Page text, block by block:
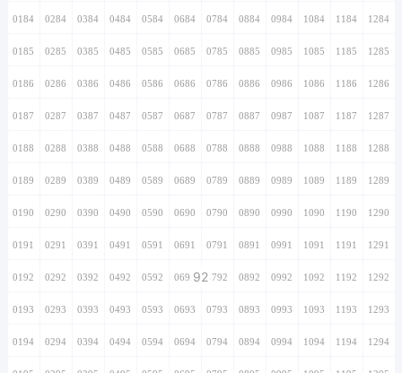
0184 0284 0384 0484 0584 0684 0784 0884 0984 1084 1184 1284
0185 0285 0385 0485 0585 0685 0785 0885 0985 1085 1185 1285
0186 0286 0386 0486 0586 0686 0786 0886 0986 1086 1186 1286
0187 0287 0387 0487 0587 0687 0787 0887 0987 1087 1187 1287
0188 0288 0388 0488 0588 0688 0788 0888 0988 1088 1188 1288
0189 0289 0389 0489 0589 0689 0789 0889 0989 1089 1189 1289
0190 0290 0390 0490 0590 0690 0790 0890 0990 1090 1190 1290
0191 0291 0391 0491 0591 0691 0791 0891 0991 1091 1191 1291
0192 0292 0392 0492 0592 0692920792 0892 0992 1092 1192 1292
0193 0293 0393 0493 0593 0693 0793 0893 0993 1093 1193 1293
0194 0294 0394 0494 0594 0694 0794 0894 0994 1094 1194 1294